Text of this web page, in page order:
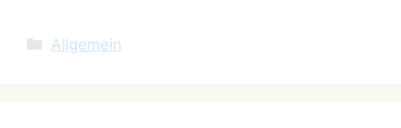
Kategorien
Allgemein